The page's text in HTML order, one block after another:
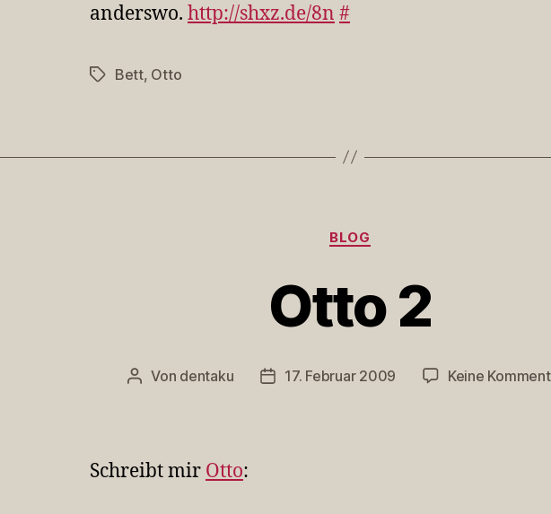
anderswo. http://shxz.de/8n #
Schlagwörter
Bett, Otto
Kategorien
BLOG
Otto 2
Beitragsautor
Von dentaku Veröffentlichungsdatum
17. Februar 2009 Keine
Schreibt mir Otto: